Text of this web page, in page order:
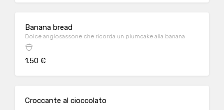
Banana bread
Dolce anglosassone che ricorda un plumcake alla banana
1.50 €
Croccante al cioccolato